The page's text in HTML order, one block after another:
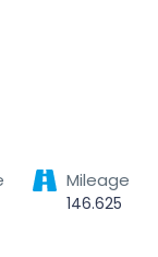
Mileage
146.625